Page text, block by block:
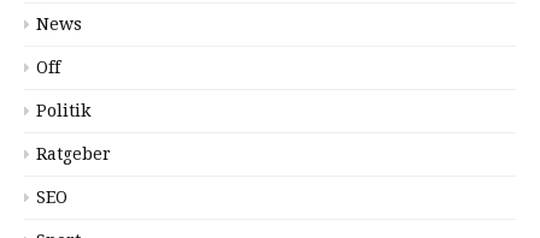
News
Off
Politik
Ratgeber
SEO